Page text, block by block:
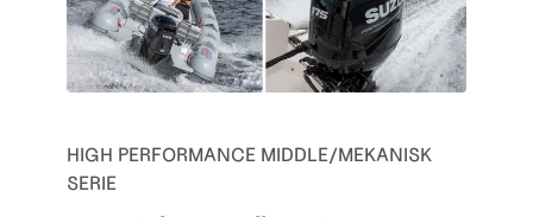
HIGH PERFORMANCE MIDDLE/MEKANISK
SERIE